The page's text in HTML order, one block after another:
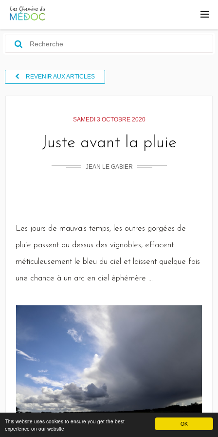
OK
This website uses cookies to ensure you get the best
experience on our website
REVENIR AUX ARTICLES
SAMEDI 3 OCTOBRE 2020
Juste avant la pluie
JEAN LE GABIER
Les jours de mauvais temps, les outres gorgées de
pluie passent au dessus des vignobles, effacent
méticuleusement le bleu du ciel et laissent quelque fois
une chance à un arc en ciel éphémère ...